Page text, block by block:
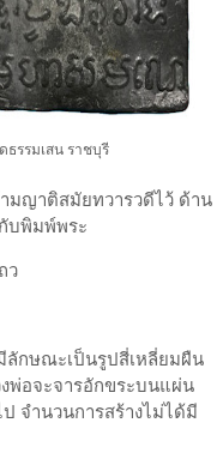
รรมเสน ราชบุรี
มญาติสมัยทวารวดีไว้ ด้าน
บพิมพ์พระ
ว
กษณะเป็นรูปสี่เหลี่ยมผืน
พ่อจะจารอักขระบนแผ่น
จำนวนการสร้างไม่ได้มี